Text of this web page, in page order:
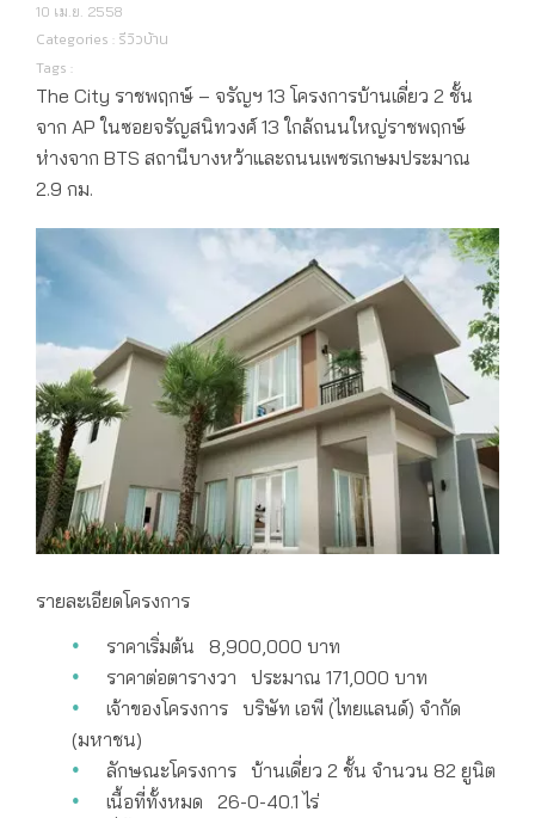
10 เม.ย. 2558
Categories : รีวิวบ้าน
Tags :
The City ราชพฤกษ์ – จรัญฯ 13 โครงการบ้านเดี่ยว 2 ชั้น
จาก AP ในซอยจรัญสนิทวงศ์ 13 ใกล้ถนนใหญ่ราชพฤกษ์
ห่างจาก BTS สถานีบางหว้าและถนนเพชรเกษมประมาณ
2.9 กม.
รายละเอียดโครงการ
ราคาเริ่มต้น 8,900,000 บาท
ราคาต่อตารางวา ประมาณ 171,000 บาท
เจ้าของโครงการ บริษัท เอพี (ไทยแลนด์) จำกัด
(มหาชน)
ลักษณะโครงการ บ้านเดี่ยว 2 ชั้น จำนวน 82 ยูนิต
เนื้อที่ทั้งหมด 26-0-40.1 ไร่